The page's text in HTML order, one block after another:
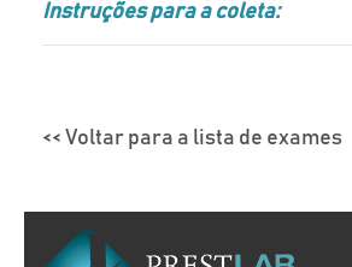
Instruções para a coleta:
<< Voltar para a lista de exames